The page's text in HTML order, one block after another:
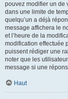
pouvez modifier un de
dans une limite de
quelqu’un a déjà
message affichera le
et l’heure de la
modification effectuée
puissent rédiger une
noter que les
message si une
Haut